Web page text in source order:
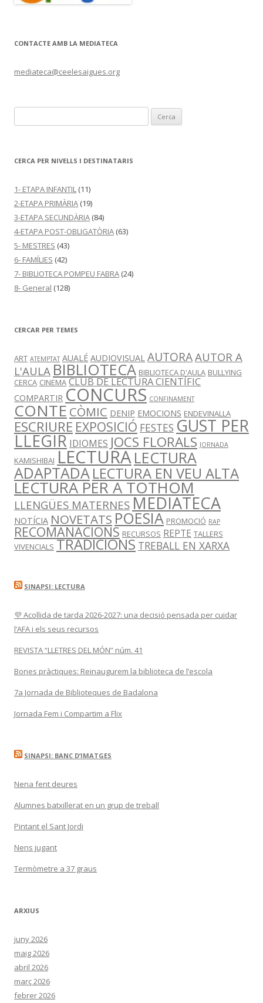
CONTACTE AMB LA MEDIATECA
mediateca@ceelesaigues.org
e
c
CERCA PER NIVELLS I DESTINATARIS
1- ETAPA INFANTIL (11)
2-ETAPA PRIMÀRIA (19)
3-ETAPA SECUNDÀRIA (84)
4-ETAPA POST-OBLIGATÒRIA (63)
5- MESTRES (43)
6- FAMÍLIES (42)
7- BIBLIOTECA POMPEU FABRA (24)
8- General (128)
CERCAR PER TEMES
ART ATEMPTAT AUALÉ AUDIOVISUAL AUTORAAUTOR A
L'AULA BIBLIOTECA BIBLIOTECA D'AULA BULLYING
CERCA CINEMA CLUB DE LECTURA CIENTÍFIC
COMPARTIR CONCURS CONFINAMENT
CONTECÒMIC DENIP EMOCIONS ENDEVINALLA
ESCRIURE EXPOSICIÓ FESTES GUST PER
LLEGIR IDIOMES JOCS FLORALS JORNADA
KAMISHIBAI LECTURALECTURA
ADAPTADALECTURA EN VEU ALTA
LECTURA PER A TOTHOM
LLENGÜES MATERNESMEDIATECA
NOTÍCIA NOVETATS POESIA PROMOCIÓ RAP
RECOMANACIONS RECURSOS REPTE TALLERS
VIVENCIALS TRADICIONS TREBALL EN XARXA
SINAPSI: LECTURA
💜 Acollida de tarda 2026-2027: una decisió pensada per cuidar
l’AFA i els seus recursos
REVISTA “LLETRES DEL MÓN” núm. 41
Bones pràctiques: Reinaugurem la biblioteca de l’escola
7a Jornada de Biblioteques de Badalona
Jornada Fem i Compartim a Flix
SINAPSI: BANC D’IMATGES
Nena fent deures
Alumnes batxillerat en un grup de treball
Pintant el Sant Jordi
Nens jugant
Termòmetre a 37 graus
ARXIUS
juny 2026
maig 2026
abril 2026
març 2026
febrer 2026